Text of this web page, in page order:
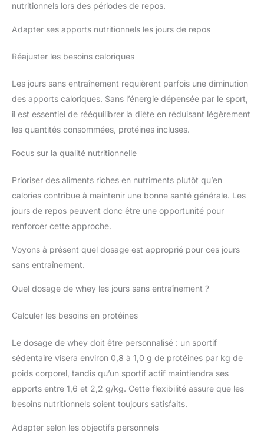
nutritionnels lors des périodes de repos.
Adapter ses apports nutritionnels les jours de repos
Réajuster les besoins caloriques
Les jours sans entraînement requièrent parfois une diminution
des apports caloriques. Sans l’énergie dépensée par le sport,
il est essentiel de rééquilibrer la diète en réduisant légèrement
les quantités consommées, protéines incluses.
Focus sur la qualité nutritionnelle
Prioriser des aliments riches en nutriments plutôt qu’en
calories contribue à maintenir une bonne santé générale. Les
jours de repos peuvent donc être une opportunité pour
renforcer cette approche.
Voyons à présent quel dosage est approprié pour ces jours
sans entraînement.
Quel dosage de whey les jours sans entraînement ?
Calculer les besoins en protéines
Le dosage de whey doit être personnalisé : un sportif
sédentaire visera environ 0,8 à 1,0 g de protéines par kg de
poids corporel, tandis qu’un sportif actif maintiendra ses
apports entre 1,6 et 2,2 g/kg. Cette flexibilité assure que les
besoins nutritionnels soient toujours satisfaits.
Adapter selon les objectifs personnels